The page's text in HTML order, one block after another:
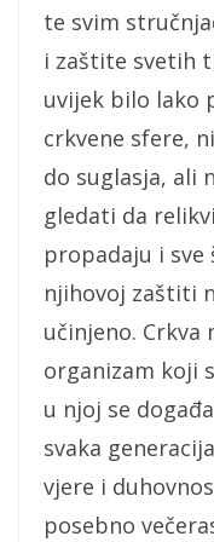
te svim
i zaštite svetih
uvijek bilo lako
crkvene sfere,
do suglasja, ali
gledati da
propadaju i sve
njihovoj zaštiti
učinjeno. Crkva
organizam koji
u njoj se
svaka
vjere i
posebno